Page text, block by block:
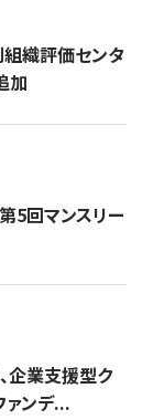
組織評価センタ
加
5回マンスリー
企業支援型ク
ァンデ...